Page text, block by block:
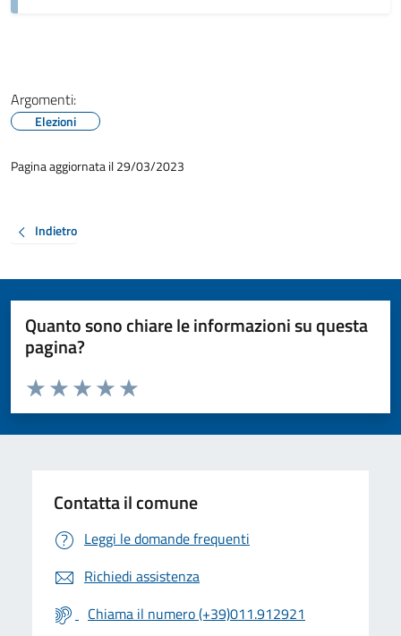
Argomenti:
Elezioni
Pagina aggiornata il 29/03/2023
Indietro
Quanto sono chiare le informazioni su questa
pagina?
Valuta da 1 a 5 stelle la pagina
Valuta 5 stelle su 5
Valuta 4 stelle su 5
Valuta 3 stelle su 5
Valuta 2 stelle su 5
Valuta 1 stelle su 5
Contatta il comune
Leggi le domande frequenti
Richiedi assistenza
Chiama il numero (+39)011.912921